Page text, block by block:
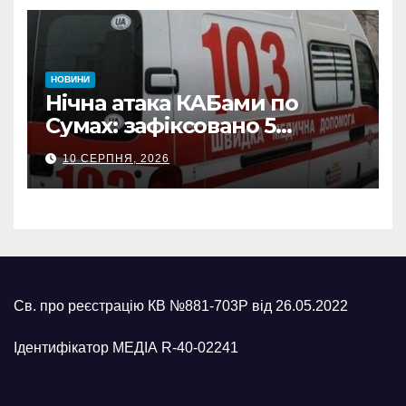
НОВИНИ
Нічна атака КАБами по
Сумах: зафіксовано 5
влучань, щонайменше
п’ятеро поранених
10 СЕРПНЯ, 2026
Св. про реєстрацію КВ №881-703Р від 26.05.2022
Ідентифікатор МЕДІА R-40-02241